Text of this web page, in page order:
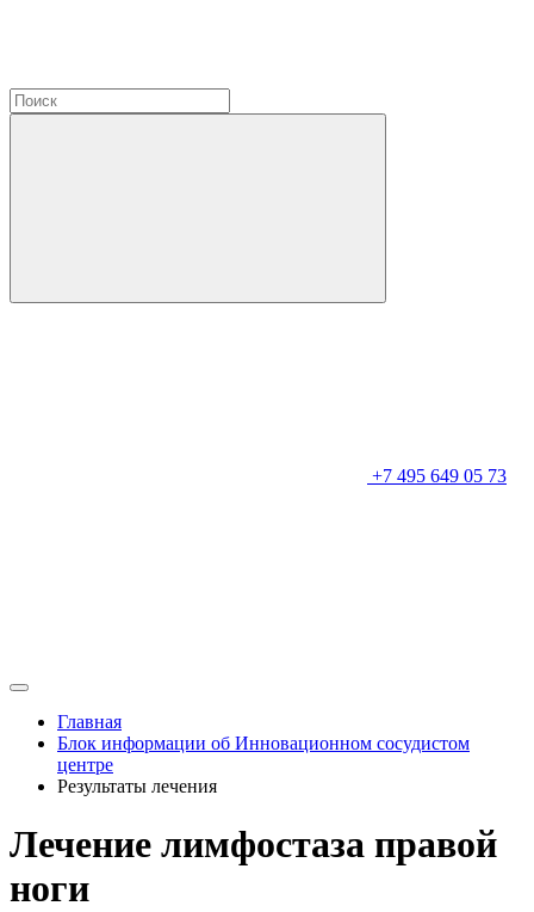
+7 495 649 05 73
Главная
Блок информации об Инновационном сосудистом
центре
Результаты лечения
Лечение лимфостаза правой
ноги